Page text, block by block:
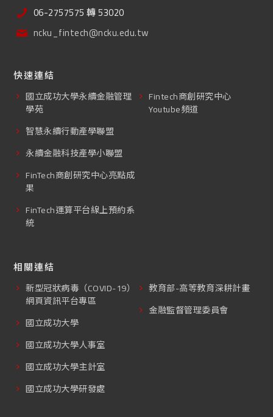
06-2757575 轉 53020
ncku_fintech@ncku.edu.tw
快速連結
國立成功大學永續金融管理
學苑
智慧永續行動產學聯盟
永續金融科技產學小聯盟
FinTech商創研究中心亮點成
果
FinTech運算平台線上預約系
統
Fintech商創研究中心
Youtube頻道
相關連結
新型冠狀病毒（COVID-19）
網頁資訊平台專區
國立成功大學
國立成功大學人事室
國立成功大學主計室
國立成功大學研發處
教育部-高等教育深耕計畫
金融監督管理委員會